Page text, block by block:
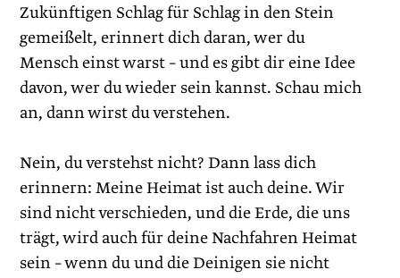
Zukünftigen Schlag für Schlag in den Stein
gemeißelt, erinnert dich daran, wer du
Mensch einst warst – und es gibt dir eine Idee
davon, wer du wieder sein kannst. Schau mich
an, dann wirst du verstehen.
Nein, du verstehst nicht? Dann lass dich
erinnern: Meine Heimat ist auch deine. Wir
sind nicht verschieden, und die Erde, die uns
trägt, wird auch für deine Nachfahren Heimat
sein – wenn du und die Deinigen sie nicht